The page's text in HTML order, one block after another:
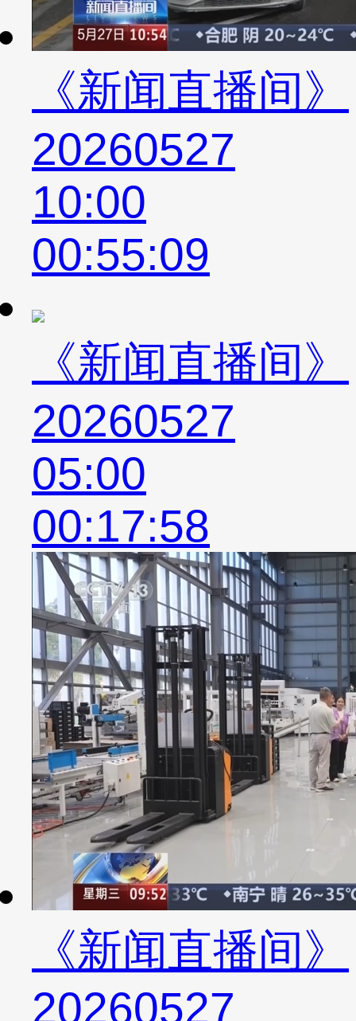
《新闻直播间》
20260527
10:00
00:55:09
《新闻直播间》
20260527
05:00
00:17:58
《新闻直播间》
20260527